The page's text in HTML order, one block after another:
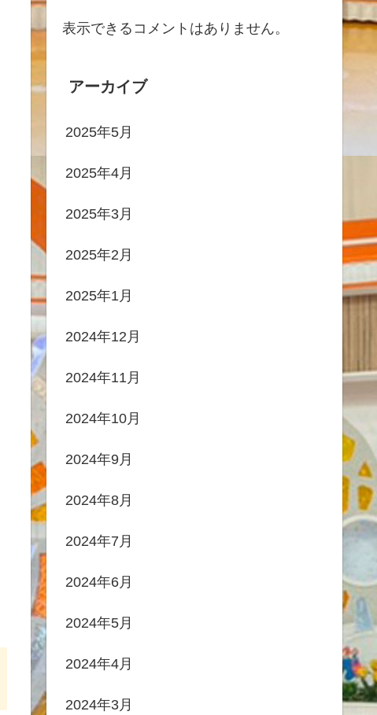
表示できるコメントはありません。
アーカイブ
2025年5月
2025年4月
2025年3月
2025年2月
2025年1月
2024年12月
2024年11月
2024年10月
2024年9月
2024年8月
2024年7月
2024年6月
2024年5月
2024年4月
2024年3月